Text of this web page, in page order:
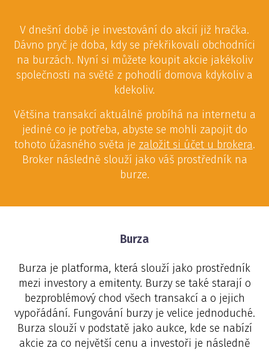
V dnešní době je investování do akcií již hračka.
Dávno pryč je doba, kdy se překřikovali obchodníci
na burzách. Nyní si můžete koupit akcie jakékoliv
společnosti na světě z pohodlí domova kdykoliv a
kdekoliv.
Většina transakcí aktuálně probíhá na internetu a
jediné co je potřeba, abyste se mohli zapojit do
tohoto úžasného světa je založit si účet u brokera.
Broker následně slouží jako váš prostředník na
burze.
Burza
Burza je platforma, která slouží jako prostředník
mezi investory a emitenty. Burzy se také starají o
bezproblémový chod všech transakcí a o jejich
vypořádání. Fungování burzy je velice jednoduché.
Burza slouží v podstatě jako aukce, kde se nabízí
akcie za co největší cenu a investoři je následně